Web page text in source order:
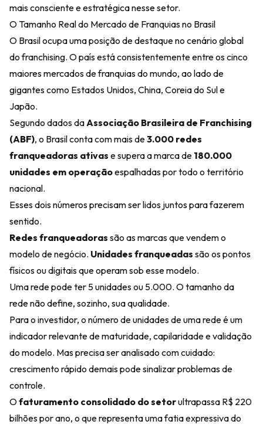
mais consciente e estratégica nesse setor.
O Tamanho Real do Mercado de Franquias no Brasil
O Brasil ocupa uma posição de destaque no cenário global
do franchising. O país está consistentemente entre os cinco
maiores mercados de franquias do mundo, ao lado de
gigantes como Estados Unidos, China, Coreia do Sul e
Japão.
Segundo dados daAssociação Brasileira de Franchising
(ABF), o Brasil conta com mais de3.000 redes
franqueadoras ativas e supera a marca de 180.000
unidades em operaçãoespalhadas por todo o território
nacional.
Esses dois números precisam ser lidos juntos para fazerem
sentido.
Redes franqueadoras são as marcas que vendem o
modelo de negócio. Unidades franqueadas são os pontos
físicos ou digitais que operam sob esse modelo.
Uma rede pode ter 5 unidades ou 5.000. O tamanho da
rede não define, sozinho, sua qualidade.
Para o investidor, o número de unidades de uma rede é um
indicador relevante de maturidade, capilaridade e validação
do modelo. Mas precisa ser analisado com cuidado:
crescimento rápido demais pode sinalizar problemas de
controle.
Ofaturamento consolidado do setorultrapassa R$ 220
bilhões por ano, o que representa uma fatia expressiva do